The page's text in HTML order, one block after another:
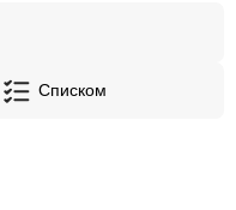
Списком